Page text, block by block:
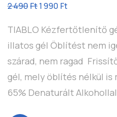
2 490Ft1 990 Ft
TIABLO Kézfertőtlenítő
illatos gél Öblítést nem
szárad, nem ragad
gél, mely öblítés nélkül
65% Denaturált